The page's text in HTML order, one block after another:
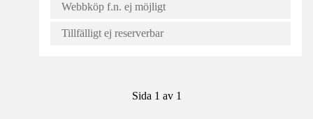
Webbköp f.n. ej möjligt
Tillfälligt ej reserverbar
Sida 1 av 1